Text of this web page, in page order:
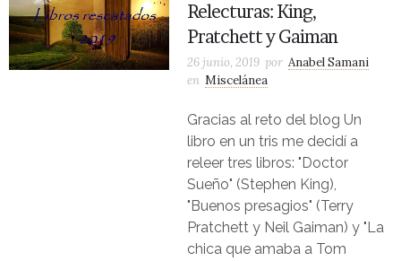
Relecturas: King,
Pratchett y Gaiman
26 junio, 2019 por Anabel Samani
en Miscelánea
Gracias al reto del blog Un
libro en un tris me decidí a
releer tres libros: "Doctor
Sueño" (Stephen King),
"Buenos presagios" (Terry
Pratchett y Neil Gaiman) y "La
chica que amaba a Tom